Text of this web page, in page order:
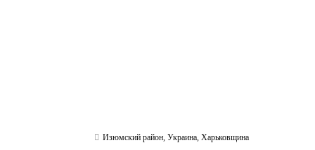
Изюмский район,Украина,Харьковщина